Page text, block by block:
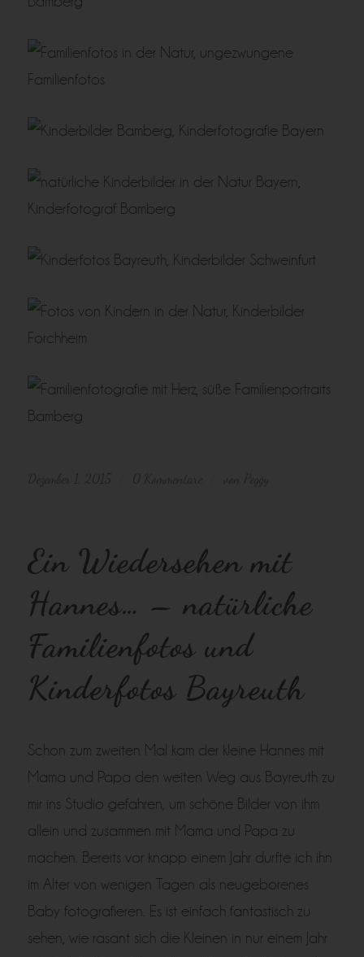
Ein Wiedersehen mit
Hannes… – natürliche
Familienfotos und
Kinderfotos Bayreuth
Schon zum zweiten Mal kam der kleine Hannes mit
Mama und Papa den weiten Weg aus Bayreuth zu
mir ins Studio gefahren, um schöne Bilder von ihm
allein und zusammen mit Mama und Papa zu
machen. Bereits vor knapp einem Jahr durfte ich ihn
im Alter von wenigen Tagen als neugeborenes
Baby fotografieren. Es ist einfach fantastisch zu
sehen, wie rasant sich die Kleinen in nur einem Jahr